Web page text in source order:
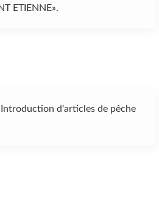
ETIENNE».
d'articles de pêche